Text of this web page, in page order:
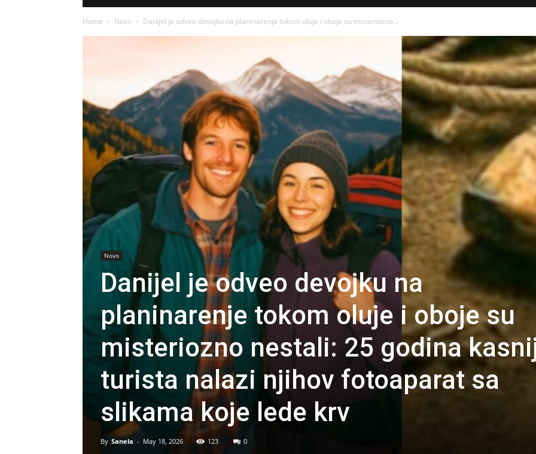
Home Novo Danijel je odveo devojku na planinarenje tokom oluje i oboje su misteriozno...
Novo
Danijel je odveo devojku na
planinarenje tokom oluje i oboje su
misteriozno nestali: 25 godina
turista nalazi njihov fotoaparat sa
slikama koje lede krv
By Sanela - May 18, 2026 123 0